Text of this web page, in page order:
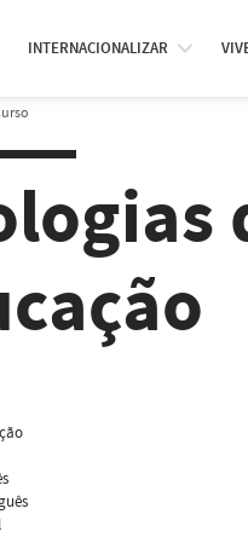
INTERNACIONALIZAR